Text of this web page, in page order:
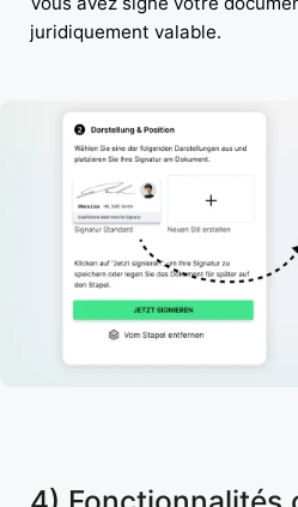
juridiquement valable.